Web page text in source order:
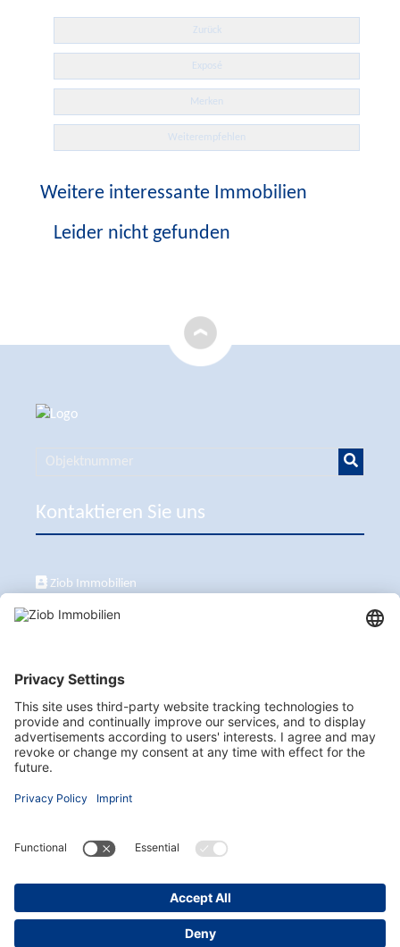
Zurück
Exposé
Merken
Weiterempfehlen
Weitere interessante Immobilien
Leider nicht gefunden
Kontaktieren Sie uns
Ziob Immobilien
Calle Peix 2, 07157 Puerto de Andratx
Besuchen Sie uns auch hier
Newsletter abonnieren